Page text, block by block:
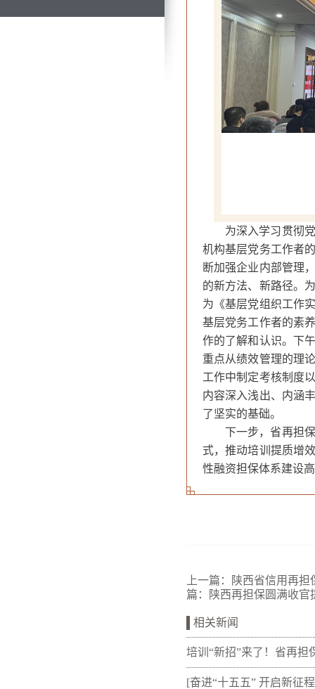
为深入学习贯彻
机构基层党务工作者
断加强企业内部管理
的新方法、新路径。
为《基层党组织工作
基层党务工作者的素
作的了解和认识。下
重点从绩效管理的理
工作中制定考核制度
内容深入浅出、内涵
了坚实的基础。
下一步，省再担
式，推动培训提质增
性融资担保体系建设
上一篇：
陕西省信用再担
篇：
陕西再担保圆满收官
相关新闻
培训“新招”来了！省再担
新"以审代训"， 让政策学
[奋进“十五五” 开启新征